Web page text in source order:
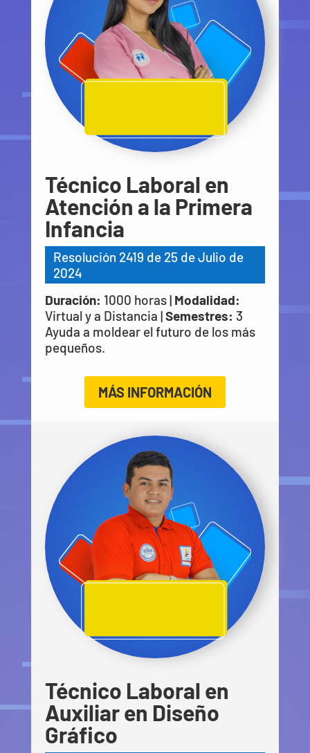
Técnico Laboral en
Atención a la Primera
Infancia
Resolución 2419 de 25 de Julio de
2024
Duración: 1000 horas | Modalidad:
Virtual y a Distancia |Semestres: 3
Ayuda a moldear el futuro de los más
pequeños.
MÁS INFORMACIÓN
Técnico Laboral en
Auxiliar en Diseño
Gráfico